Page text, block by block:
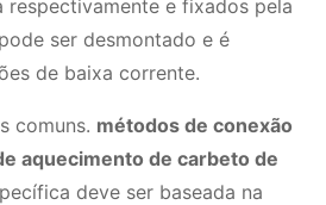
de aquecimento de carbeto de
conexão trançadas de alumínio e
Por que […]
respectivamente e fixados pela
ser desmontado e é
de baixa corrente.
comuns. métodos de conexão
aquecimento de carbeto de
deve ser baseada na